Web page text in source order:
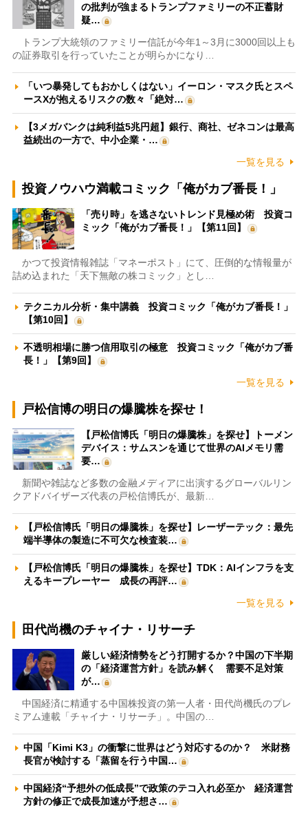
の批判が強まるトランプファミリーの不正蓄財
疑…
トランプ大統領のファミリー信託が今年1～3月に3000回以上も
の証券取引を行っていたことが明らかになり…
「いつ暴発してもおかしくはない」イーロン・マスク氏とスペ
ースXが抱えるリスクの数々「絶対…
【3メガバンクは純利益5兆円超】銀行、商社、ゼネコンは最高
益続出の一方で、中小企業・…
一覧を見る
投資ノウハウ満載コミック「俺がカブ番長！」
「売り時」を逃さないトレンド見極め術 投資コ
ミック「俺がカブ番長！」【第11回】
かつて投資情報雑誌「マネーポスト」にて、圧倒的な情報量が
詰め込まれた「天下無敵の株コミック」とし…
テクニカル分析・集中講義 投資コミック「俺がカブ番長！」
【第10回】
不透明相場に勝つ信用取引の極意 投資コミック「俺がカブ番
長！」【第9回】
一覧を見る
戸松信博の明日の爆騰株を探せ！
【戸松信博氏「明日の爆騰株」を探せ】トーメン
デバイス：サムスンを通じて世界のAIメモリ需
要…
新聞や雑誌など多数の金融メディアに出演するグローバルリン
クアドバイザーズ代表の戸松信博氏が、最新…
【戸松信博氏「明日の爆騰株」を探せ】レーザーテック：最先
端半導体の製造に不可欠な検査装…
【戸松信博氏「明日の爆騰株」を探せ】TDK：AIインフラを支
えるキープレーヤー 成長の再評…
一覧を見る
田代尚機のチャイナ・リサーチ
厳しい経済情勢をどう打開するか？中国の下半期
の「経済運営方針」を読み解く 需要不足対策
が…
中国経済に精通する中国株投資の第一人者・田代尚機氏のプレ
ミアム連載「チャイナ・リサーチ」。中国の…
中国「Kimi K3」の衝撃に世界はどう対応するのか？ 米財務
長官が検討する「蒸留を行う中国…
中国経済“予想外の低成長”で政策のテコ入れ必至か 経済運営
方針の修正で成長加速が予想さ…